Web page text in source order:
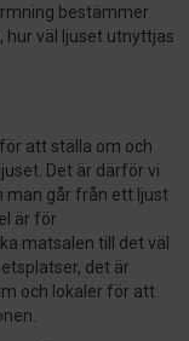
bestämmer
hur väl ljuset utnyttjas
att ställa om och
Det är därför vi
man går från ett ljust
är för
matsalen till det väl
det är
och lokaler för att